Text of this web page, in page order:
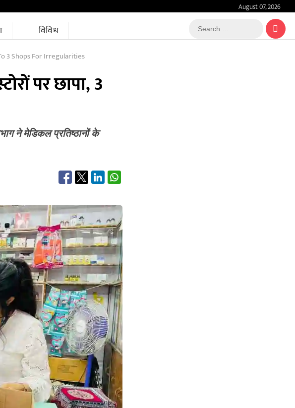
August 07, 2026
विविध
Search
…
3 Shops For Irregularities
पर छापा, 3
ने मेडिकल प्रतिष्ठानों के